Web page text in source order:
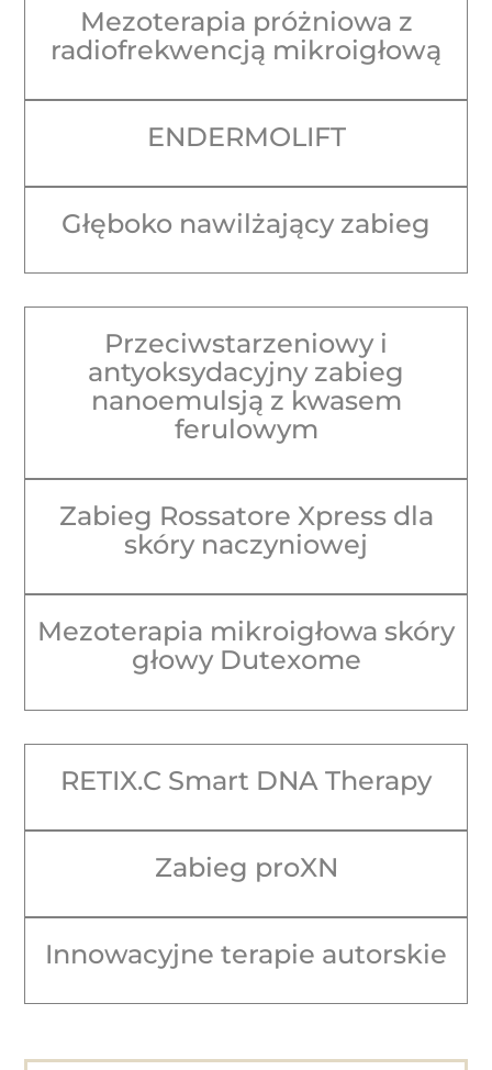
Mezoterapia próżniowa z
radiofrekwencją mikroigłową
ENDERMOLIFT
Głęboko nawilżający zabieg
Przeciwstarzeniowy i
antyoksydacyjny zabieg
nanoemulsją z kwasem
ferulowym
Zabieg Rossatore Xpress dla
skóry naczyniowej
Mezoterapia mikroigłowa skóry
głowy Dutexome
RETIX.C Smart DNA Therapy
Zabieg proXN
Innowacyjne terapie autorskie